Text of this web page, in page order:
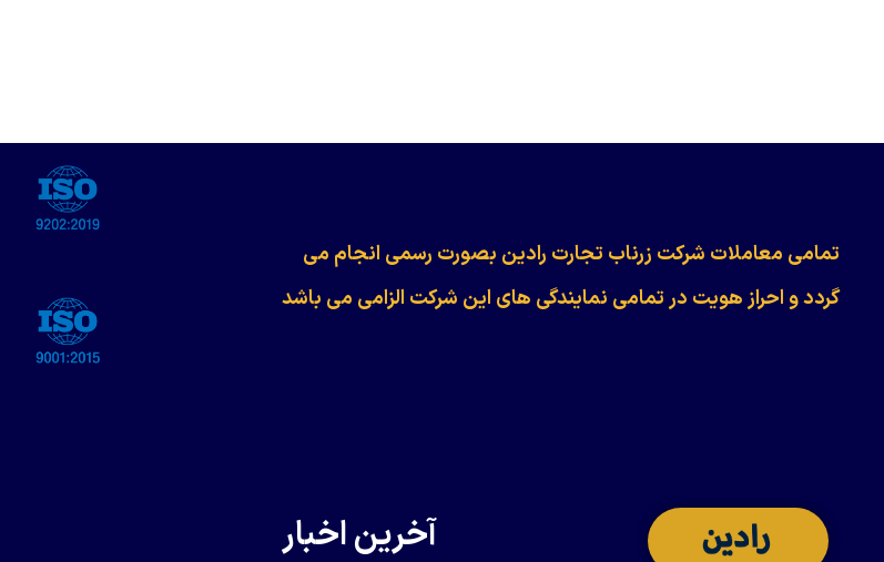
​​​​​​تمامی معاملات شرکت زرناب تجارت رادین بصورت رسمی انجام می
گردد و احراز هویت در تمامی نمایندگی های این شرکت الزامی می باشد
آخرین اخبار